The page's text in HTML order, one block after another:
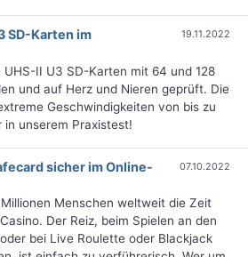
SD-Karten im
19.11.2022
II U3 SD-Karten mit 64 und 128
und auf Herz und Nieren geprüft. Die
Geschwindigkeiten von bis zu
unserem Praxistest!
sicher im Online-
07.10.2022
Menschen weltweit die Zeit
Der Reiz, beim Spielen an den
bei Live Roulette oder Blackjack